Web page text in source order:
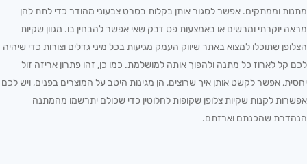
מתנות וממתקים. אפשר לסגור אותן בקלות בסרט צבעוני מהודר כדי לתת להן
מראה יוקרתי ומרשים או באמצעות פס דבק שאי אפשר להבחין בו. מגוון שקיות
הצלופן שתוכלו למצוא באתר שיווק העמק מגיעות בכל מיני גדלים וצורות כדי שיהיה
לכם קל לארוז כל מתנה ולהפוך אותה למושלמת. כמו כן, זהו פתרון אריזה זול
יחסית, אפשר לקשט אותן איך שרוצים, הן מגינות היטב על המוצרים בפנים, ויש לכם
אפשרות לקנות שקיות צלופן שקופות לחלוטין כדי שכולם יתרשמו מהמתנה
הנהדרת שהכנתם וארזתם.